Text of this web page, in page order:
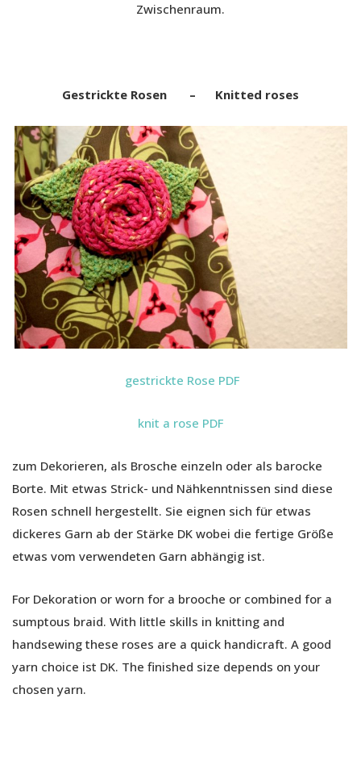
Zwischenraum.
Gestrickte Rosen – Knitted roses
gestrickte Rose PDF
knit a rose PDF
zum Dekorieren, als Brosche einzeln oder als barocke
Borte. Mit etwas Strick- und Nähkenntnissen sind diese
Rosen schnell hergestellt. Sie eignen sich für etwas
dickeres Garn ab der Stärke DK wobei die fertige Größe
etwas vom verwendeten Garn abhängig ist.
For Dekoration or worn for a brooche or combined for a
sumptous braid. With little skills in knitting and
handsewing these roses are a quick handicraft. A good
yarn choice ist DK. The finished size depends on your
chosen yarn.